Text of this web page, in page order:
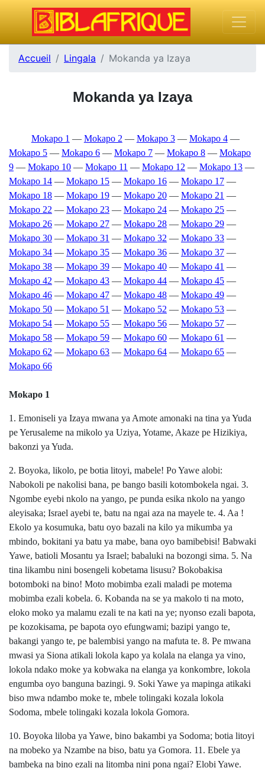
Accueil Lingala Mokanda ya Izaya
Mokanda ya Izaya
Mokapo 1 — Mokapo 2 — Mokapo 3— Mokapo 4—
Mokapo 5 — Mokapo 6 — Mokapo 7 — Mokapo 8 — Mokapo
9 — Mokapo 10 — Mokapo 11 — Mokapo 12 — Mokapo 13 —
Mokapo 14 — Mokapo 15 — Mokapo 16 — Mokapo 17 —
Mokapo 18 — Mokapo 19 — Mokapo 20 — Mokapo 21 —
Mokapo 22 — Mokapo 23 — Mokapo 24 — Mokapo 25 —
Mokapo 26 — Mokapo 27 — Mokapo 28 — Mokapo 29 —
Mokapo 30 — Mokapo 31 — Mokapo 32 — Mokapo 33 —
Mokapo 34 — Mokapo 35 — Mokapo 36 — Mokapo 37 —
Mokapo 38 — Mokapo 39 — Mokapo 40 — Mokapo 41 —
Mokapo 42 — Mokapo 43 — Mokapo 44 — Mokapo 45 —
Mokapo 46 — Mokapo 47 — Mokapo 48 — Mokapo 49 —
Mokapo 50 — Mokapo 51 — Mokapo 52 — Mokapo 53 —
Mokapo 54 — Mokapo 55 — Mokapo 56 — Mokapo 57 —
Mokapo 58 — Mokapo 59 — Mokapo 60 — Mokapo 61 —
Mokapo 62 — Mokapo 63 — Mokapo 64 — Mokapo 65 —
Mokapo 66
Mokapo 1
1. Emoniseli ya Izaya mwana ya Amote amonaki na tina ya Yuda
pe Yerusaleme na mikolo ya Uziya, Yotame, Akaze pe Hizikiya,
bakonzi ya Yuda.
2. Boyoka, likolo, pe botia litoyi, mabele! Po Yawe alobi:
Nabokoli pe nakolisi bana, pe bango basili kotombokela ngai. 3.
Ngombe eyebi nkolo na yango, pe punda esika nkolo na yango
aleyisaka; Israel ayebi te, batu na ngai aza na mayele te. 4. Aa !
Ekolo ya kosumuka, batu oyo bazali na kilo ya mikumba ya
mbindo, bokitani ya batu ya mabe, bana oyo bamibebisi! Babwaki
Yawe, batioli Mosantu ya Israel; babaluki na bozongi sima. 5. Na
tina likambu nini bosengeli kobetama lisusu? Bokobakisa
botomboki na bino! Moto mobimba ezali maladi pe motema
mobimba ezali kobela. 6. Kobanda na se ya makolo ti na moto,
eloko moko ya malamu ezali te na kati na ye; nyonso ezali bapota,
pe kozokisama, pe bapota oyo efungwami; bazipi yango te,
bakangi yango te, pe balembisi yango na mafuta te. 8. Pe mwana
mwasi ya Siona atikali lokola kapo ya kolala na elanga ya vino,
lokola ndako moke ya kobwaka na elanga ya konkombre, lokola
engumba oyo banguna bazingi. 9. Soki Yawe ya mapinga atikaki
biso mwa ndambo moke te, mbele tolingaki kozala lokola
Sodoma, mbele tolingaki kozala lokola Gomora.
10. Boyoka liloba ya Yawe, bino bakambi ya Sodoma; botia litoyi
na mobeko ya Nzambe na biso, batu ya Gomora. 11. Ebele ya
bambeka na bino ezali na litomba nini pona ngai? Elobi Yawe.